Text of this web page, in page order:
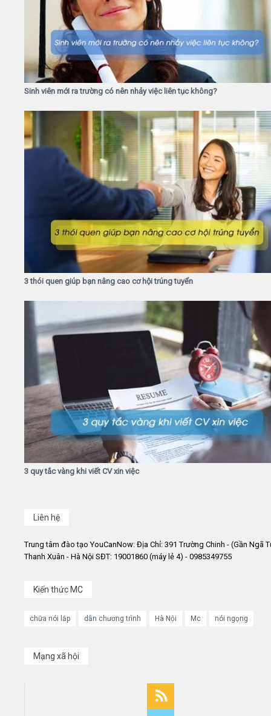
Sinh viên mới ra trường có nên nhảy việc liên tục không?
3 thói quen giúp bạn nâng cao cơ hội trúng tuyển
3 quy tắc vàng khi viết CV xin việc
Liên hệ
Trung tâm đào tạo YouCanNow: Địa Chỉ: 391 Trường Chinh - (Gần Ngã
Thanh Xuân - Hà Nội SĐT: 19001860 (máy lẻ 4) - 0985349755
Kiến thức MC
chữa nói lắp dẫn chương trình Hà Nội Mc nói ngọng
Mạng xã hội